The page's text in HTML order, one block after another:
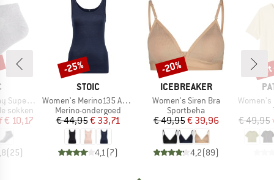
No Show
sokken
prijs
€ 10,17
(25)
MERK
STOIC
Artikel
Women's Merino135 AnebySt. Tank
Productgroep
Merino-ondergoed
Prijs
€ 44,95Verlaagde prijs
€ 33,71
4,1 (7)
Korting
-25%
MERK
ICEBREAKER
Artikel
Women's Siren Bra
Productgroep
Sportbeha
Prijs
€ 49,95Verlaagde prijs
€ 39,96
4,2(89)
Korting
-20%
Artikel
Women's
€ 49,95